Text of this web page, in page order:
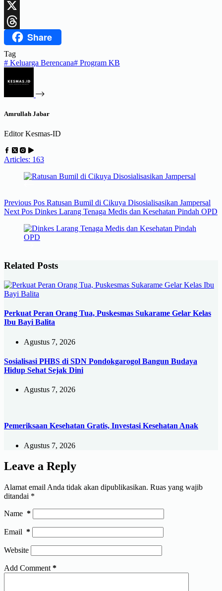
LinkedIn
X
ThreadsShare
Tag
# Keluarga Berencana# Program KB
Amrullah Jabar
Editor Kesmas-ID
Articles: 163
Previous Pos Ratusan Bumil di Cikuya Disosialisasikan Jampersal
Next Pos Dinkes Larang Tenaga Medis dan Kesehatan Pindah OPD
Related Posts
Perkuat Peran Orang Tua, Puskesmas Sukarame Gelar Kelas
Ibu Bayi Balita
Agustus 7, 2026
Sosialisasi PHBS di SDN Pondokgarogol Bangun Budaya
Hidup Sehat Sejak Dini
Agustus 7, 2026
Pemeriksaan Kesehatan Gratis, Investasi Kesehatan Anak
Agustus 7, 2026
Leave a Reply
Alamat email Anda tidak akan dipublikasikan. Ruas yang wajib
ditandai *
Name *
Email *
Website
Add Comment *